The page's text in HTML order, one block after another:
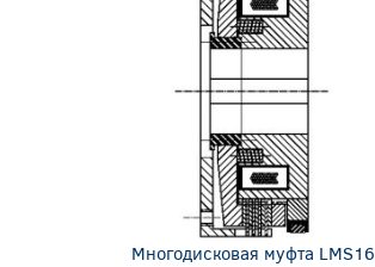
Многодисковая муфта LMS16